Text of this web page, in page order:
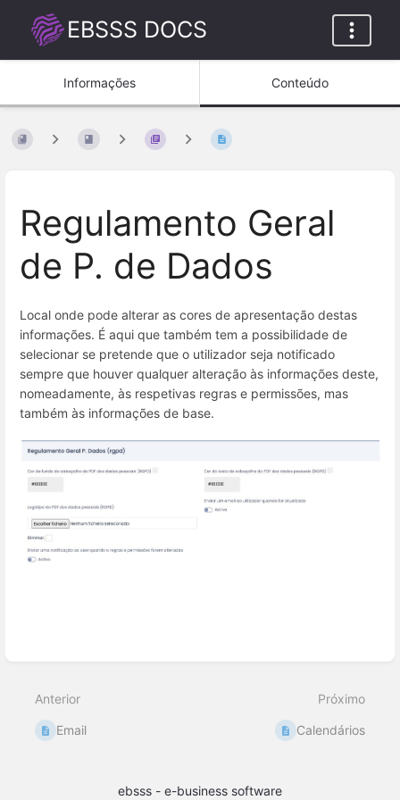
EBSSS DOCS
Informações Conteúdo
Regulamento Geral
de P. de Dados
Local onde pode alterar as cores de apresentação destas
informações. É aqui que também tem a possibilidade de
selecionar se pretende que o utilizador seja notificado
sempre que houver qualquer alteração às informações deste,
nomeadamente, às respetivas regras e permissões, mas
também às informações de base.
Anterior
Email
Próximo
Calendários
ebsss - e-business software